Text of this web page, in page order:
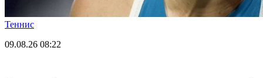
Теннис
09.08.26 08:22